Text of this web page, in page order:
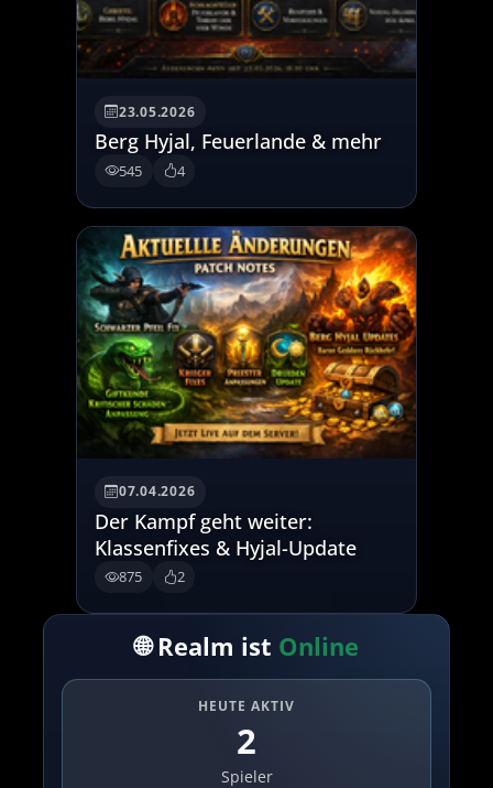
23.05.2026
Berg Hyjal, Feuerlande & mehr
545 4
07.04.2026
Der Kampf geht weiter:
Klassenfixes & Hyjal-Update
875 2
🌐 Realm ist Online
HEUTE AKTIV
2
Spieler